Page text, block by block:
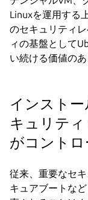
Linuxを運用する
のセキュリティ
ィの基盤として
い続ける価値のあ
インスト
キュリテ
がコント
従来、重要なセ
キュアブートな